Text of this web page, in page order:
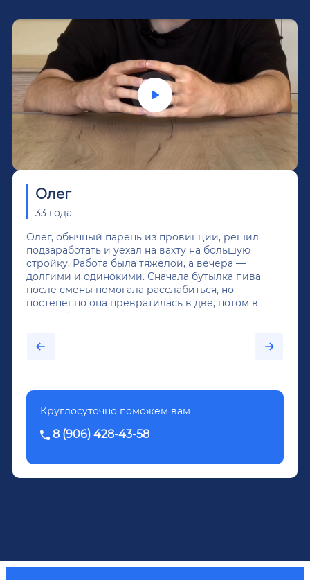
Олег
33 года
Олег, обычный парень из провинции, решил
подзаработать и уехал на вахту на большую
стройку. Работа была тяжелой, а вечера —
долгими и одинокими. Сначала бутылка пива
после смены помогала расслабиться, но
постепенно она превратилась в две, потом в
крепкий алкоголь, и вот он уже пил почти
было назначено кодирование по методу
Довженко.
Круглосуточно поможем вам
8 (906) 428-43-58